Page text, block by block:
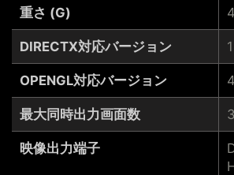
重さ (G)
DIRECTX対応バージョン
OPENGL対応バージョン
最大同時出力画面数
映像出力端子
3